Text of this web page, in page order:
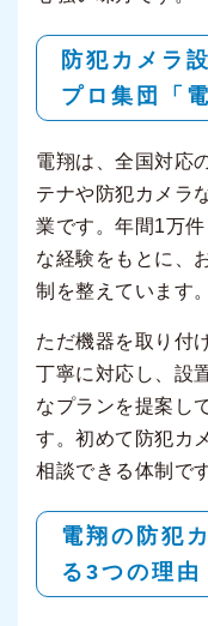
防犯カメラ
プロ集団「
電翔は、全国対応
テナや防犯カメラ
業です。年間1万
な経験をもとに、
制を整えています。
ただ機器を取り付
丁寧に対応し、設
なプランを提案し
す。初めて防犯カ
相談できる体制です
電翔の防犯
る3つの理由